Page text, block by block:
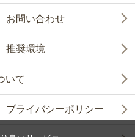
お問い合わせ
推奨環境
いて
プライバシーポリシー